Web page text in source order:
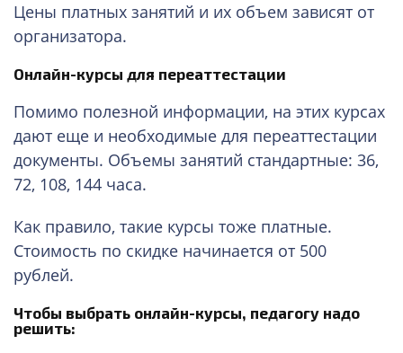
Цены платных занятий и их объем зависят от
организатора.
Онлайн-курсы для переаттестации
Помимо полезной информации, на этих курсах
дают еще и необходимые для переаттестации
документы. Объемы занятий стандартные: 36,
72, 108, 144 часа.
Как правило, такие курсы тоже платные.
Стоимость по скидке начинается от 500
рублей.
Чтобы выбрать онлайн-курсы, педагогу надо
решить: